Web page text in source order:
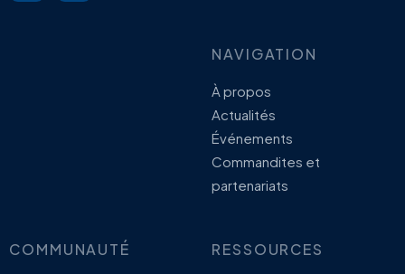
NAVIGATION
À propos
Actualités
Événements
Commandites et
partenariats
COMMUNAUTÉ RESSOURCES